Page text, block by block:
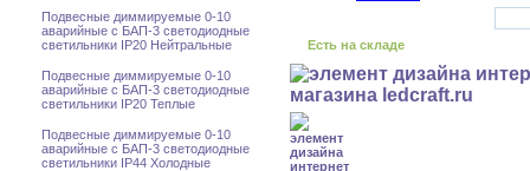
Подвесные диммируемые 0-10
аварийные с БАП-3 светодиодные
светильники IP20 Нейтральные
Подвесные диммируемые 0-10
аварийные с БАП-3 светодиодные
светильники IP20 Теплые
Подвесные диммируемые 0-10
аварийные с БАП-3 светодиодные
светильники IP44 Холодные
Есть на складе